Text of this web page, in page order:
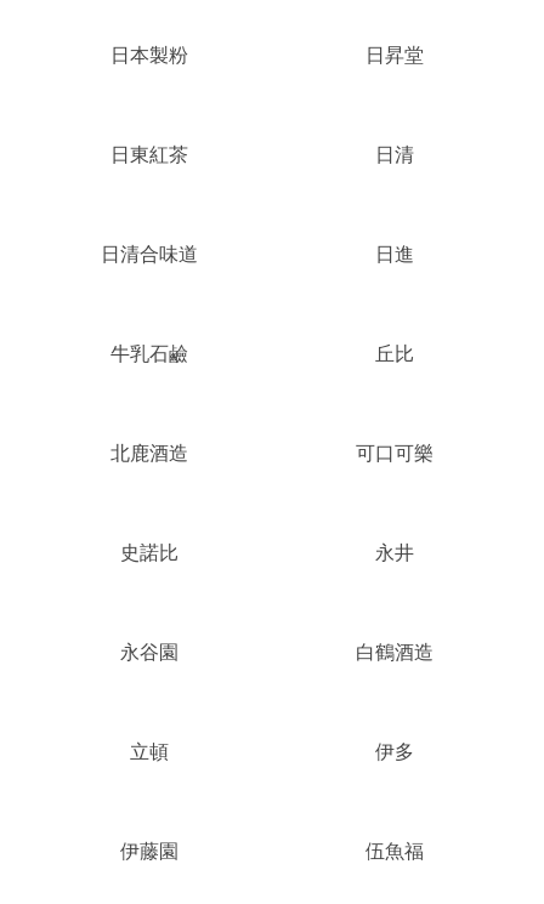
日本製粉 日昇堂
日東紅茶 日清
日清合味道 日進
牛乳石鹼 丘比
北鹿酒造 可口可樂
史諾比 永井
永谷園 白鶴酒造
立頓 伊多
伊藤園 伍魚福